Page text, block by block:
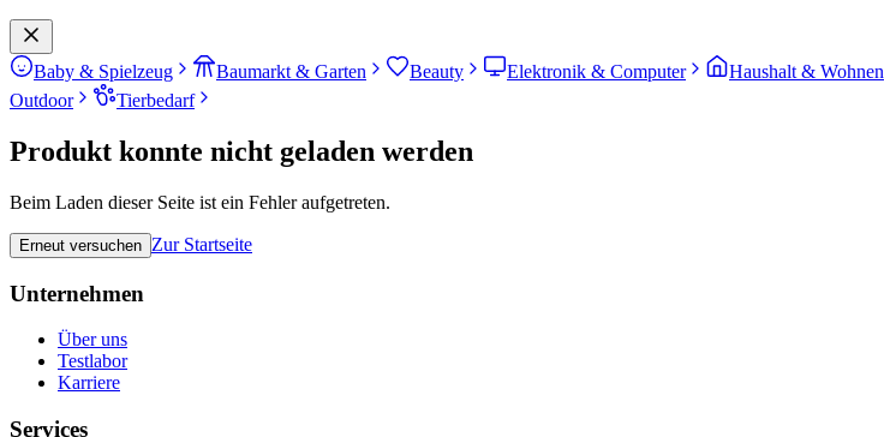
Baby & Spielzeug Baumarkt & Garten Beauty Elektronik & Computer Haushalt & Wohnen
Outdoor
Tierbedarf
Produkt konnte nicht geladen werden
Beim Laden dieser Seite ist ein Fehler aufgetreten.
Erneut versuchen Zur Startseite
Unternehmen
Über uns
Testlabor
Karriere
Services